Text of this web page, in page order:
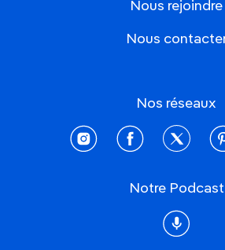
Nous rejoindre
Nous
Nos réseaux
instagramfacebooktwitter
Notre Podcast
Podcast